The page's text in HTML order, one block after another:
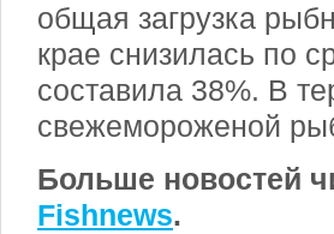
общая загрузка
крае снизилась по
составила 38%. В
свежемороженой
Больше новостей
Fishnews.